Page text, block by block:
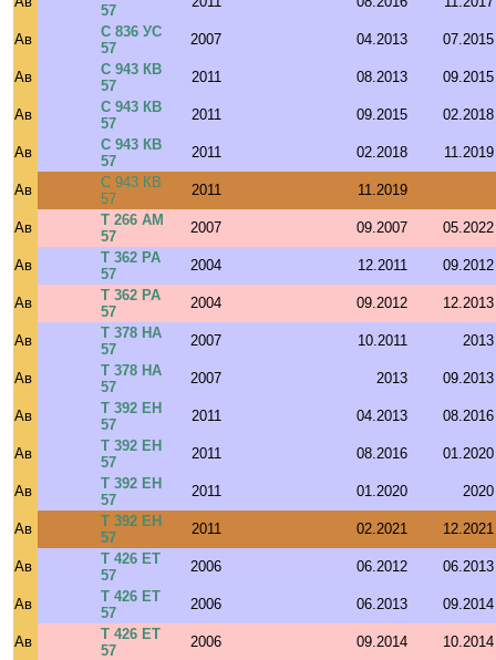
57
Ав
С 836 УС
57
2007 04.2013 07.2015
Ав
С 943 КВ
57
2011 08.2013 09.2015
Ав
С 943 КВ
57
2011 09.2015 02.2018
Ав
С 943 КВ
57
2011 02.2018 11.2019
Ав
С 943 КВ
57
2011 11.2019
Ав
Т 266 АМ
57
2007 09.2007 05.2022
Ав
Т 362 РА
57
2004 12.2011 09.2012
Ав
Т 362 РА
57
2004 09.2012 12.2013
Ав
Т 378 НА
57
2007 10.2011 2013
Ав
Т 378 НА
57
2007 2013 09.2013
Ав
Т 392 ЕН
57
2011 04.2013 08.2016
Ав
Т 392 ЕН
57
2011 08.2016 01.2020
Ав
Т 392 ЕН
57
2011 01.2020 2020
Ав
Т 392 ЕН
57
2011 02.2021 12.2021
Ав
Т 426 ЕТ
57
2006 06.2012 06.2013
Ав
Т 426 ЕТ
57
2006 06.2013 09.2014
Ав
Т 426 ЕТ
57
2006 09.2014 10.2014